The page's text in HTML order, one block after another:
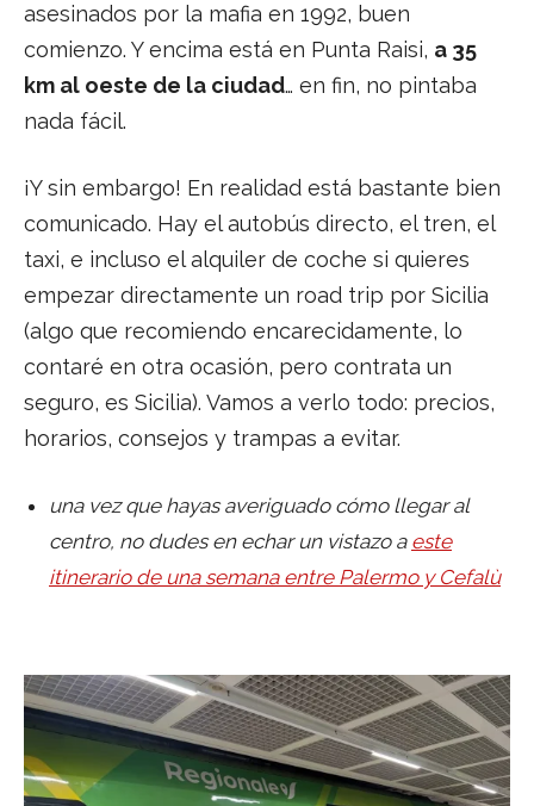
asesinados por la mafia en 1992, buen
comienzo. Y encima está en Punta Raisi, a 35
km al oeste de la ciudad… en fin, no pintaba
nada fácil.
¡Y sin embargo! En realidad está bastante bien
comunicado. Hay el autobús directo, el tren, el
taxi, e incluso el alquiler de coche si quieres
empezar directamente un road trip por Sicilia
(algo que recomiendo encarecidamente, lo
contaré en otra ocasión, pero contrata un
seguro, es Sicilia). Vamos a verlo todo: precios,
horarios, consejos y trampas a evitar.
una vez que hayas averiguado cómo llegar al
centro, no dudes en echar un vistazo a este
itinerario de una semana entre Palermo y Cefalù